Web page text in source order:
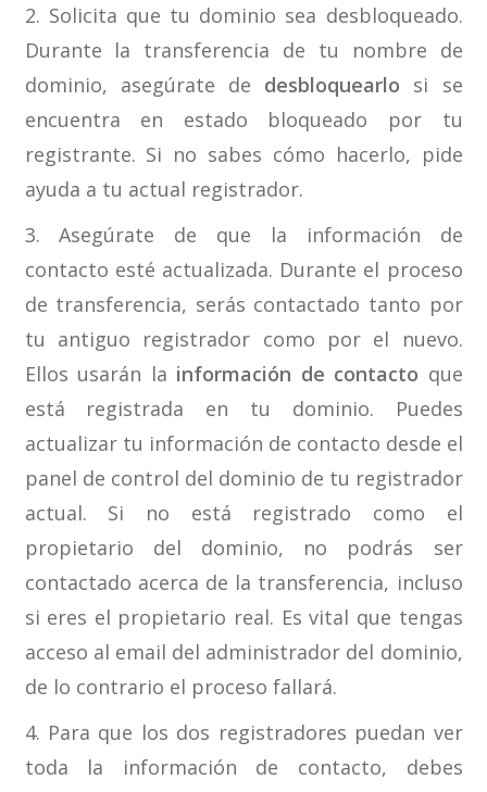
2. Solicita que tu dominio sea desbloqueado.
Durante la transferencia de tu nombre de
dominio, asegúrate de desbloquearlo si se
encuentra en estado bloqueado por tu
registrante. Si no sabes cómo hacerlo, pide
ayuda a tu actual registrador.
3. Asegúrate de que la información de
contacto esté actualizada. Durante el proceso
de transferencia, serás contactado tanto por
tu antiguo registrador como por el nuevo.
Ellos usarán la información de contacto que
está registrada en tu dominio. Puedes
actualizar tu información de contacto desde el
panel de control del dominio de tu registrador
actual. Si no está registrado como el
propietario del dominio, no podrás ser
contactado acerca de la transferencia, incluso
si eres el propietario real. Es vital que tengas
acceso al email del administrador del dominio,
de lo contrario el proceso fallará.
4. Para que los dos registradores puedan ver
toda la información de contacto, debes